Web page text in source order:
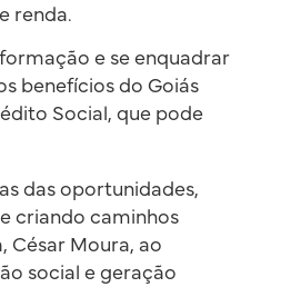
renda.
e se enquadrar
benefícios do Goiás
Social, que pode
das oportunidades,
criando caminhos
César Moura, ao
social e geração